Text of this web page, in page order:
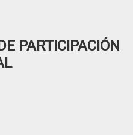
PARTICIPACIÓN